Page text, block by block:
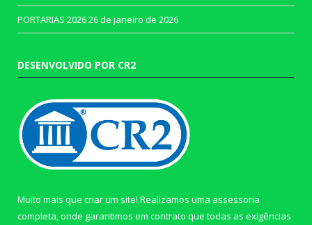
PORTARIAS 202626 de janeiro de 2026
DESENVOLVIDO POR CR2
Muito mais que criar um site! Realizamos uma assessoria
completa, onde garantimos em contrato que todas as exigências